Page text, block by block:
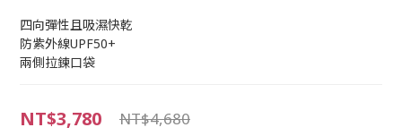
四向彈性且吸濕快乾
防紫外線UPF50+
兩側拉鍊口袋
NT$3,780 NT$4,680